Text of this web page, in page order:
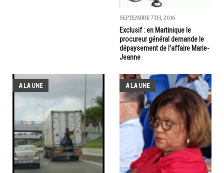
SEPTEMBRE 7TH, 2016
Exclusif : en Martinique le
procureur général demande le
dépaysement de l'affaire Marie-
Jeanne
A LA UNE A LA UNE